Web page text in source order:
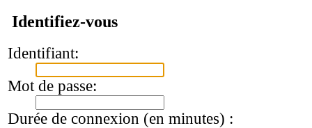
Identifiez-vous
Identifiant:
Mot de passe:
Durée de connexion (en minutes) :